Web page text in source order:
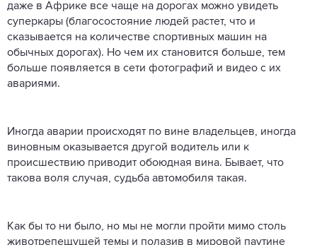
даже в Африке все чаще на дорогах можно увидеть
суперкары (благосостояние людей растет, что и
сказывается на количестве спортивных машин на
обычных дорогах). Но чем их становится больше, тем
больше появляется в сети фотографий и видео с их
авариями.
Иногда аварии происходят по вине владельцев, иногда
виновным оказывается другой водитель или к
происшествию приводит обоюдная вина. Бывает, что
такова воля случая, судьба автомобиля такая.
Как бы то ни было, но мы не могли пройти мимо столь
животрепещущей темы и полазив в мировой паутине